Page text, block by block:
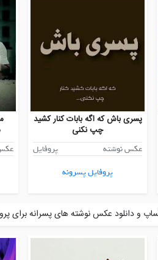
پسری باش که اگه بابات کنار کشید
چپ نکنی
عکس نوشته
پروفایل
پروفایل پسرونه
دانلود عکس نوشته های پسرانه برای